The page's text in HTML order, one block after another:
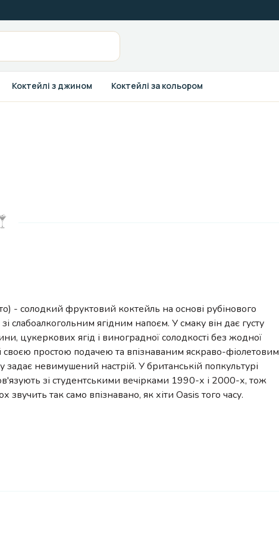
Коктейлі з джином Коктейлі за кольором
- солодкий фруктовий коктейль на основі рубінового
слабоалкогольним ягідним напоєм. У смаку він дає густу
цукеркових ягід і виноградної солодкості без жодної
своєю простою подачею та впізнаваним яскраво-фіолетовим
задає невимушений настрій. У британській попкультурі
зі студентськими вечірками 1990-х і 2000-х, тож
звучить так само впізнавано, як хіти Oasis того часу.